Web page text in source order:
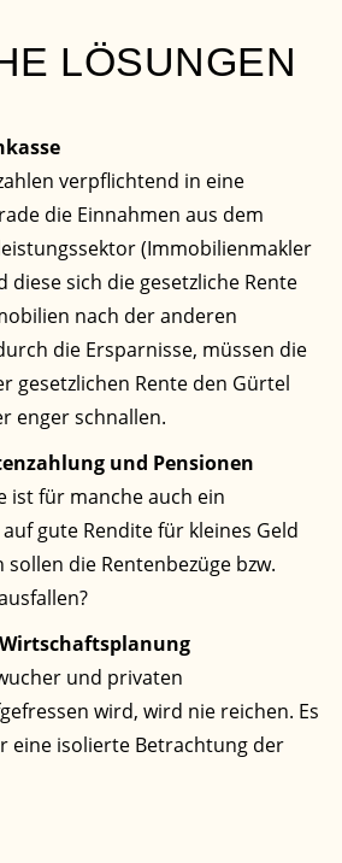
LÖSUNGEN
verpflichtend in eine
die Einnahmen aus dem
(Immobilienmakler
diese sich die gesetzliche Rente
nach der anderen
die Ersparnisse, müssen die
gesetzlichen Rente den Gürtel
enger schnallen.
und Pensionen
ist für manche auch ein
gute Rendite für kleines Geld
sollen die Rentenbezüge bzw.
und privaten
wird, wird nie reichen. Es
eine isolierte Betrachtung der